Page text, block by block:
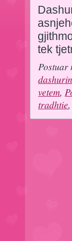
tek
Postuar
vetem,
tradhtie,